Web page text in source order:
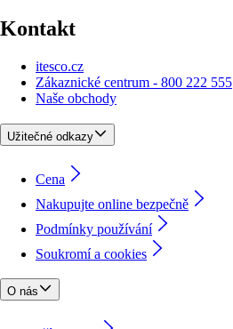
Kontakt
itesco.cz
Zákaznické centrum - 800 222 555
Naše obchody
Užitečné odkazy
Cena
Nakupujte online bezpečně
Podmínky používání
Soukromí a cookies
O nás